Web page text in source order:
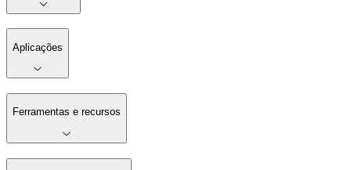
Aplicações
Ferramentas e recursos